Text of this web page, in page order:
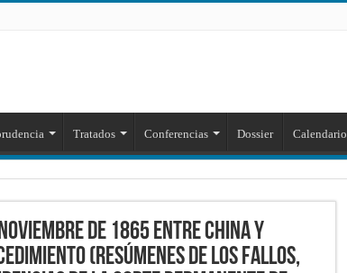
Tratados Conferencias Dossier Calendario
de 1865 entre China y
(Resúmenes de los fallos,